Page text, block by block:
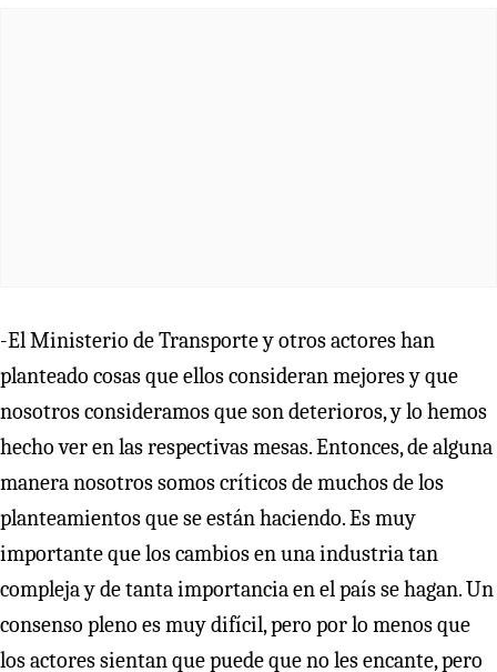
-El Ministerio de Transporte y otros actores han
planteado cosas que ellos consideran mejores y que
nosotros consideramos que son deterioros, y lo hemos
hecho ver en las respectivas mesas. Entonces, de alguna
manera nosotros somos críticos de muchos de los
planteamientos que se están haciendo. Es muy
importante que los cambios en una industria tan
compleja y de tanta importancia en el país se hagan. Un
consenso pleno es muy difícil, pero por lo menos que
los actores sientan que puede que no les encante, pero